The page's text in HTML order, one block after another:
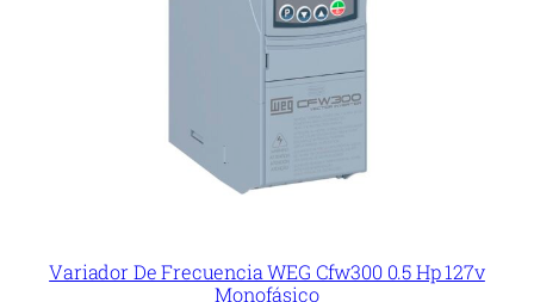
Variador De Frecuencia WEG Cfw300 0.5 Hp 127v
Monofásico